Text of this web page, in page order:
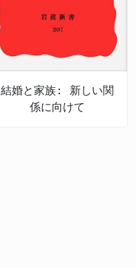
結婚と家族: 新しい関
係に向けて